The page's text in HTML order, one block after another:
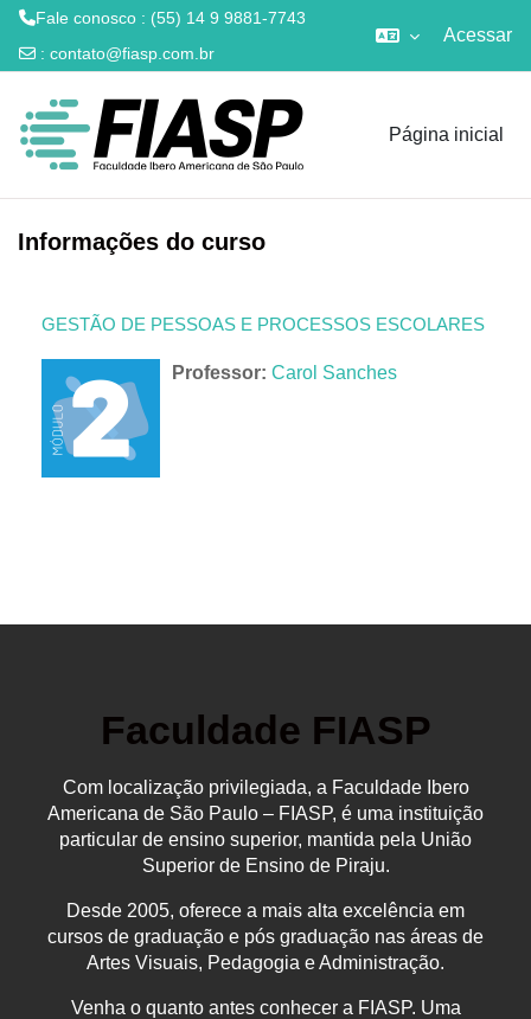
Fale conosco : (55) 14 9 9881-7743
: contato@fiasp.com.br
Acessar
Página inicial
Informações do curso
GESTÃO DE PESSOAS E PROCESSOS ESCOLARES
Professor: Carol Sanches
Faculdade FIASP
Com localização privilegiada, a Faculdade Ibero
Americana de São Paulo – FIASP, é uma instituição
particular de ensino superior, mantida pela União
Superior de Ensino de Piraju.
Desde 2005, oferece a mais alta excelência em
cursos de graduação e pós graduação nas áreas de
Artes Visuais, Pedagogia e Administração.
Venha o quanto antes conhecer a FIASP. Uma